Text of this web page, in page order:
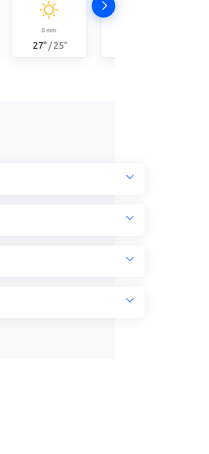
0 mm
27° /25°